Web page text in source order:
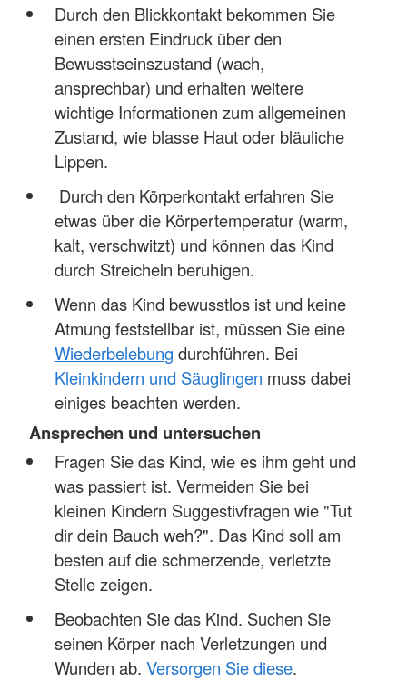
Durch den Blickkontakt bekommen Sie
einen ersten Eindruck über den
Bewusstseinszustand (wach,
ansprechbar) und erhalten weitere
wichtige Informationen zum allgemeinen
Zustand, wie blasse Haut oder bläuliche
Lippen.
Durch den Körperkontakt erfahren Sie
etwas über die Körpertemperatur (warm,
kalt, verschwitzt) und können das Kind
durch Streicheln beruhigen.
Wenn das Kind bewusstlos ist und keine
Atmung feststellbar ist, müssen Sie eine
Wiederbelebung durchführen. Bei
Kleinkindern und Säuglingen muss dabei
einiges beachten werden.
Ansprechen und untersuchen
Fragen Sie das Kind, wie es ihm geht und
was passiert ist. Vermeiden Sie bei
kleinen Kindern Suggestivfragen wie "Tut
dir dein Bauch weh?". Das Kind soll am
besten auf die schmerzende, verletzte
Stelle zeigen.
Beobachten Sie das Kind. Suchen Sie
seinen Körper nach Verletzungen und
Wunden ab. Versorgen Sie diese.